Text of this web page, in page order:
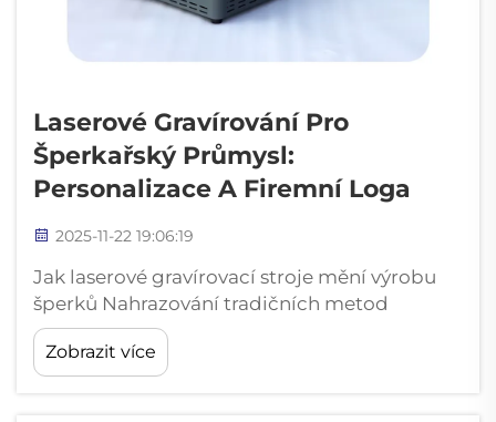
Laserové Gravírování Pro
Šperkařský Průmysl:
Personalizace A Firemní Loga
2025-11-22 19:06:19
Jak laserové gravírovací stroje mění výrobu
šperků Nahrazování tradičních metod
přesností a efektivitou Šperkařský svět
prochází významnými změnami díky
laserovým gravírovacím strojům, které
Zobrazit více